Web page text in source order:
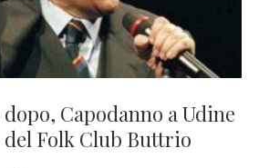
Capodanno a Udine
del Folk Club Buttrio